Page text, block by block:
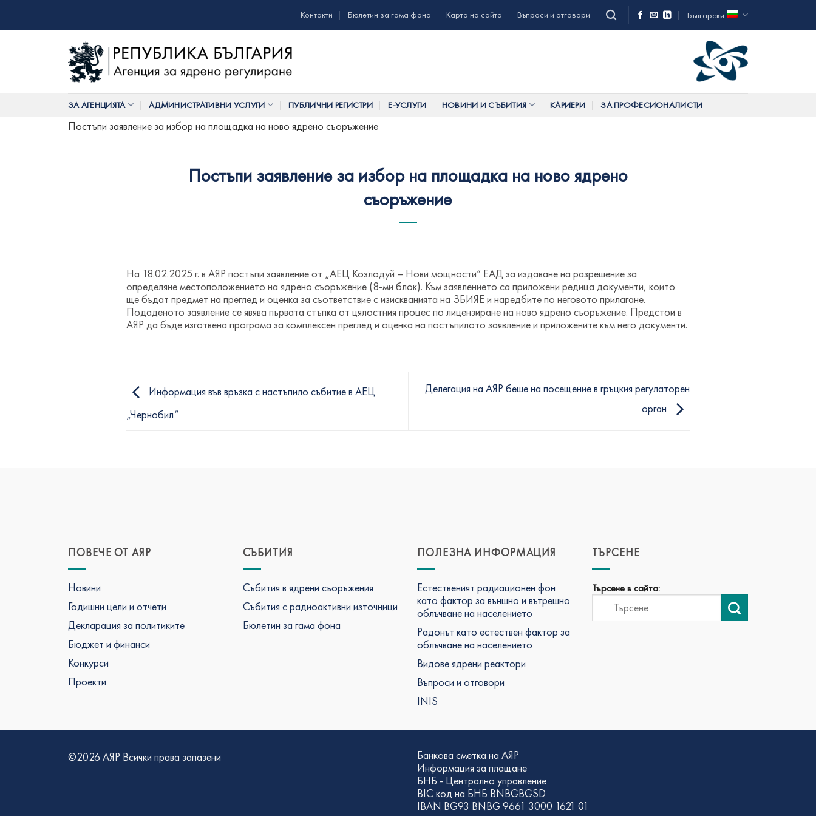
Контакти Бюлетин за гама фона Карта на сайта Въпроси и отговори Български
ЗА АГЕНЦИЯТА АДМИНИСТРАТИВНИ УСЛУГИ ПУБЛИЧНИ РЕГИСТРИ Е-УСЛУГИ НОВИНИ И СЪБИТИЯ КАРИЕРИ ЗА ПРОФЕСИОНАЛИСТИ
Постъпи заявление за избор на площадка на ново ядрено съоръжение
Постъпи заявление за избор на площадка на ново ядрено
съоръжение
На 18.02.2025 г. в АЯР постъпи заявление от „АЕЦ Козлодуй – Нови мощности“ ЕАД за издаване на разрешение за
определяне местоположението на ядрено съоръжение (8-ми блок). Към заявлението са приложени редица документи, които
ще бъдат предмет на преглед и оценка за съответствие с изискванията на ЗБИЯЕ и наредбите по неговото прилагане.
Подаденото заявление се явява първата стъпка от цялостния процес по лицензиране на ново ядрено съоръжение. Предстои в
АЯР да бъде изготвена програма за комплексен преглед и оценка на постъпилото заявление и приложените към него документи.
Информация във връзка с настъпило събитие в АЕЦ
„Чернобил“
Делегация на АЯР беше на посещение в гръцкия регулаторен
орган
ПОВЕЧЕ ОТ АЯР
Новини
Годишни цели и отчети
Декларация за политиките
Бюджет и финанси
Конкурси
Проекти
СЪБИТИЯ
Събития в ядрени съоръжения
Събития с радиоактивни източници
Бюлетин за гама фона
ПОЛЕЗНА ИНФОРМАЦИЯ
Естественият радиационен фон
като фактор за външно и вътрешно
облъчване на населението
Радонът като естествен фактор за
облъчване на населението
Видове ядрени реактори
Въпроси и отговори
INIS
ТЪРСЕНЕ
Търсене в сайта:
©2026 АЯР Всички права запазени
Банкова сметка на АЯР
Информация за плащане
БНБ - Централно управление
BIC код на БНБ BNBGBGSD
IBAN BG93 BNBG 9661 3000 1621 01